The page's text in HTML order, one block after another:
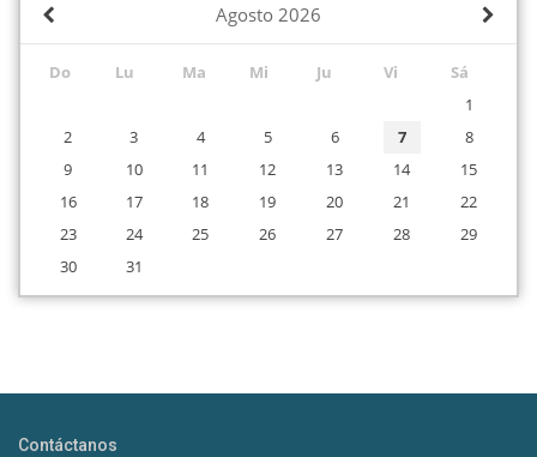
Agosto 2026
Do Lu Ma Mi Ju Vi
Sá
1
2
3 4 5 6 7
8
9
10 11 12 13 14
15
16
17 18 19 20 21
22
23
24 25 26 27 28
29
30
31
Contáctanos